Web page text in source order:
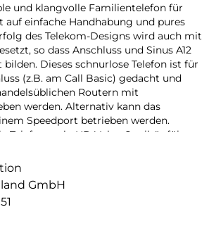
und klangvolle Familientelefon für
auf einfache Handhabung und pures
des Telekom-Designs wird auch mit
so dass Anschluss und Sinus A12
Dieses schnurlose Telefon ist für
(z.B. am Call Basic) gedacht und
Routern mit
werden. Alternativ kann das
Speedport betrieben werden.
Telefonate in HD Voice Qualität führen.
Bedienkomfort konzipiert. Das
Wege Navigation), und die intuitive
ab.
GmbH